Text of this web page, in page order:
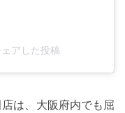
アした投稿
は、大阪府内でも屈